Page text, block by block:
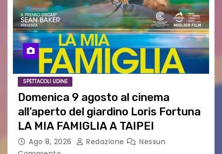
SPETTACOLI UDINE
Domenica 9 agosto al cinema
all’aperto del giardino Loris Fortuna
LA MIA FAMIGLIA A TAIPEI
Ago 8, 2026 Redazione
Nessun